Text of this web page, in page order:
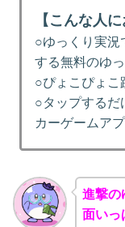
【こんな人
○ゆっくり実況
する無料のゆ
○ぴょこぴょこ
○タップするだ
カーゲームア
進撃の
面いっ